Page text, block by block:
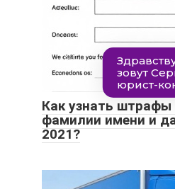
Как узнать штрафы
фамилии имени и
2021?